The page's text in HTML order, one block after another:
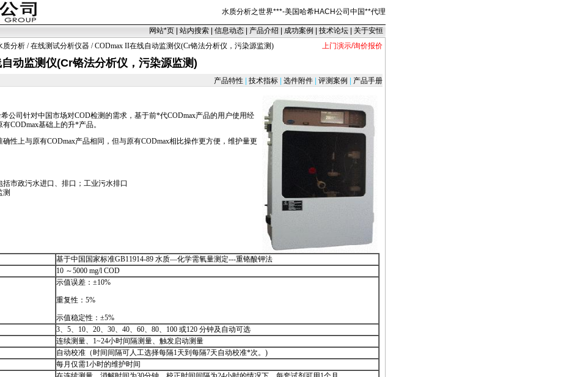
水质分析之世界***-美国哈希HACH公司中国**代理
网站*页 站内搜索 信息动态 产品介绍 成功案例 技术论坛
关于安恒
质分析 /在线测试分析仪器 / CODmax II在线自动监测仪(Cr铬法分析仪，污染源监测) 上门演示/询价报价
动监测仪(Cr铬法分析仪，污染源监测)
产品特性 技术指标 选件附件 评测案例 产品手册
公司针对中国市场对COD检测的需求，基于前*代CODmax产品的用户使用经
有CODmax基础上的升*产品。
确性上与原有CODmax产品相同，但与原有CODmax相比操作更方便，维护量更
括市政污水进口、排口；工业污水排口
测
基于中国国家标准GB11914-89 水质—化学需氧量测定---重铬酸钾法
10 ～5000 mg/l COD
示值误差：±10%
重复性：5%
示值稳定性：±5%
3、5、10、20、30、40、60、80、100 或120 分钟及自动可选
连续测量、1~24小时间隔测量、触发启动测量
自动校准（时间间隔可人工选择每隔1天到每隔7天自动校准*次。)
每月仅需1小时的维护时间